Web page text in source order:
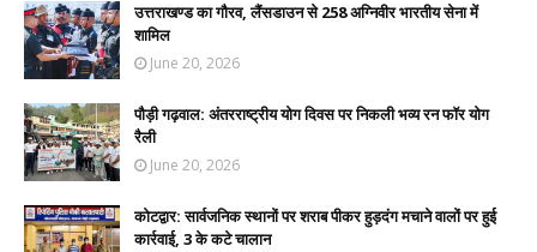
उत्तराखण्ड का गौरव, लैंसडाउन से 258 अग्निवीर भारतीय सेना में
शामिल
June 20, 2026
पौड़ी गढ़वाल: अंतरराष्ट्रीय योग दिवस पर निकली भव्य रन फॉर योग
रैली
June 20, 2026
कोटद्वार: सार्वजनिक स्थानों पर शराब पीकर हुड़दंग मचाने वालों पर हुई
कार्रवाई, 3 के कटे चालान